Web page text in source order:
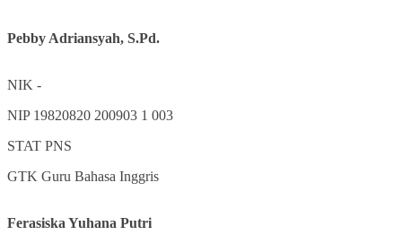
Pebby Adriansyah, S.Pd.
NIK -
NIP 19820820 200903 1 003
STAT PNS
GTK Guru Bahasa Inggris
Ferasiska Yuhana Putri